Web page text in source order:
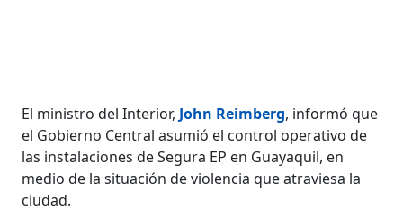
El ministro del Interior, John Reimberg, informó que
el Gobierno Central asumió el control operativo de
las instalaciones de Segura EP en Guayaquil, en
medio de la situación de violencia que atraviesa la
ciudad.